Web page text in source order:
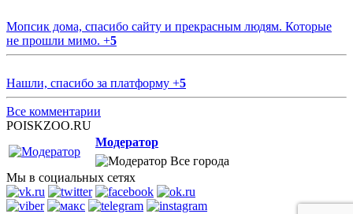
Мопсик дома, спасибо сайту и прекрасным людям. Которые
не прошли мимо. +5
Нашли, спасибо за платформу +5
Все комментарии
POISKZOO.RU
Модератор
Все города
Мы в социальных сетях